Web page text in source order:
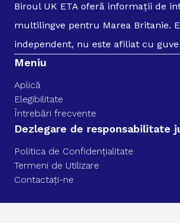
Biroul UK ETA oferă informații de
multilingve pentru Marea Britanie.
independent, nu este afiliat cu
Meniu
Aplică
Elegibilitate
Întrebări frecvente
Dezlegare de responsabilitate
Politica de Confidențialitate
Termeni de Utilizare
Contactați-ne